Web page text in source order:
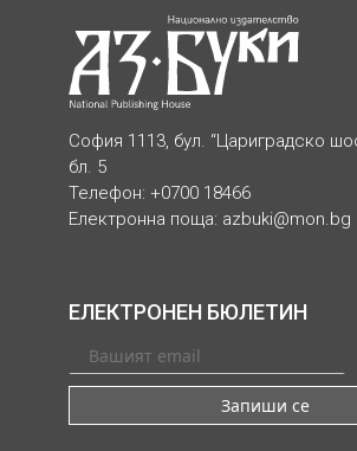
София 1113, бул. “Цариградско
бл. 5
Телефон: +0700 18466
Електронна поща: azbuki@mon.bg
ЕЛЕКТРОНЕН БЮЛЕТИН
Запиши се